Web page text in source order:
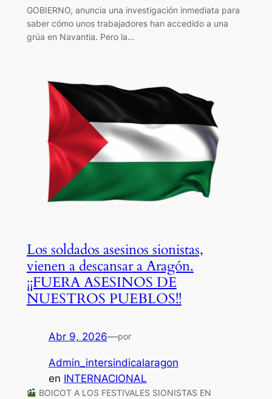
GOBIERNO, anuncia una investigación inmediata para
saber cómo unos trabajadores han accedido a una
grúa en Navantia. Pero la…
Los soldados asesinos sionistas,
vienen a descansar a Aragón.
¡¡FUERA ASESINOS DE
NUESTROS PUEBLOS!!
Abr 9, 2026—por
Admin_intersindicalaragon
en INTERNACIONAL
BOICOT A LOS FESTIVALES SIONISTAS EN